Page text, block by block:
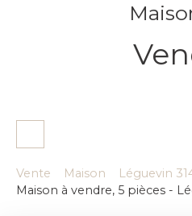
Vente Maison
Léguevin
Maison à vendre, 5 pièces -